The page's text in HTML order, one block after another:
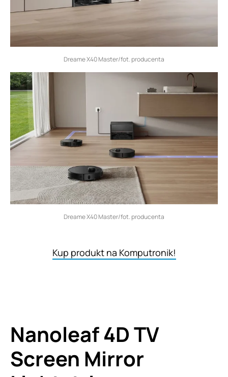
Dreame X40 Master/fot. producenta
Dreame X40 Master/fot. producenta
Kup produkt na Komputronik!
Nanoleaf 4D TV
Screen Mirror